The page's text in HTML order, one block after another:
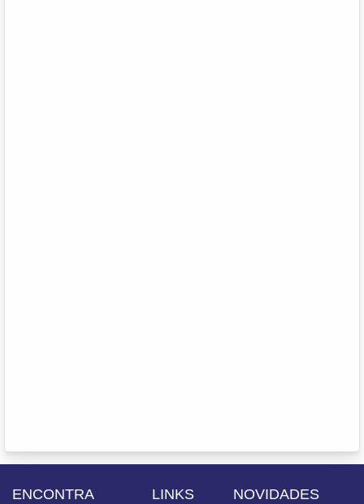
ENCONTRA
LINKS
NOVIDADES